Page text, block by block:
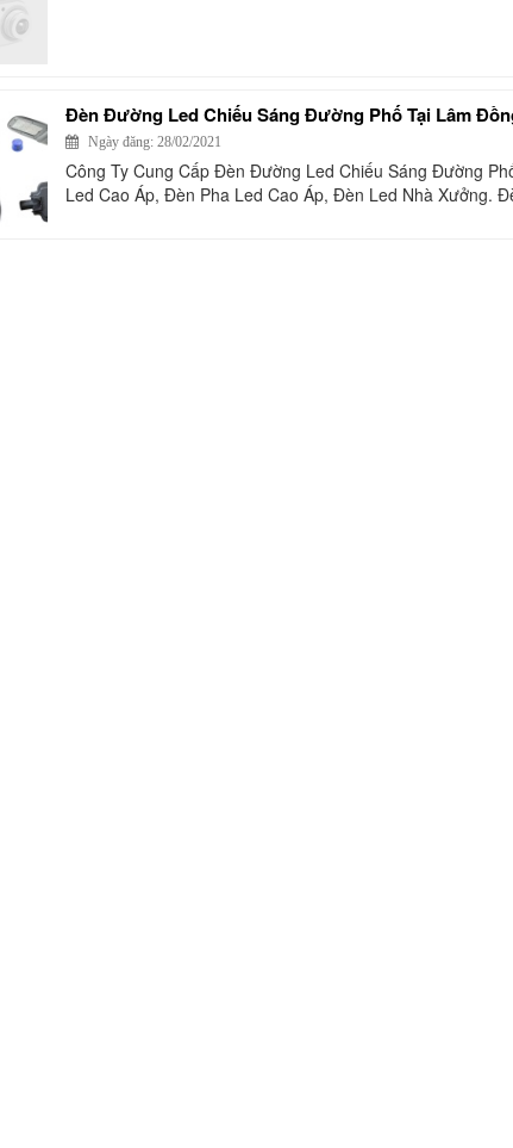
Đèn Đường Led Chiếu Sáng Đường Phố Tại Lâm
Ngày đăng: 28/02/2021
Công Ty Cung Cấp Đèn Đường Led Chiếu Sáng Đường
Led Cao Áp, Đèn Pha Led Cao Áp, Đèn Led Nhà Xưởng.